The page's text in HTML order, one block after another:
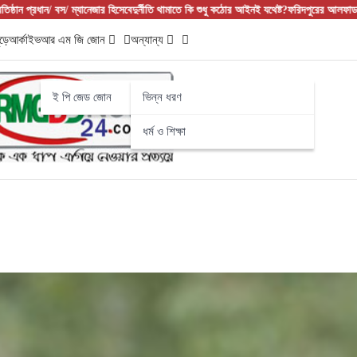
দুর্নীতি থামাতে কি শুধু কঠোর আইনই যথেষ্ট?ফরিদপুরের আলফাডাঙ্গায় বাজার বণিক সমিতির
আর্কাইভআর এম জি জোন
ই পি জেড জোন
অন্যান্য
ভিন্ন ধরণ
ধর্ম ও শিক্ষা